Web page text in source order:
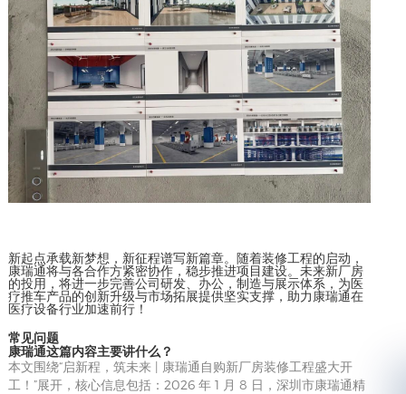
新起点承载新梦想，新征程谱写新篇章。随着装修工程的启动，
康瑞通将与各合作方紧密协作，稳步推进项目建设。未来新厂房
的投用，将进一步完善公司研发、办公，制造与展示体系，为医
疗推车产品的创新升级与市场拓展提供坚实支撑，助力康瑞通在
医疗设备行业加速前行！
常见问题
康瑞通这篇内容主要讲什么？
本文围绕“启新程，筑未来 | 康瑞通自购新厂房装修工程盛大开
工！”展开，核心信息包括：2026 年 1 月 8 日，深圳市康瑞通精